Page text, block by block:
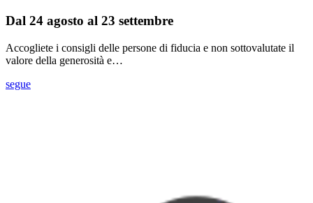
Dal 24 agosto al 23 settembre
Accogliete i consigli delle persone di fiducia e non sottovalutate il
valore della generosità e…
segue